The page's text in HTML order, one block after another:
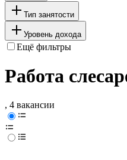
Тип занятости
Уровень дохода
Ещё фильтры
Работа
, 4 вакансии